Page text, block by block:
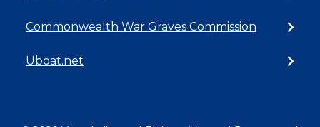
Commonwealth War Graves Commission
Uboat.net